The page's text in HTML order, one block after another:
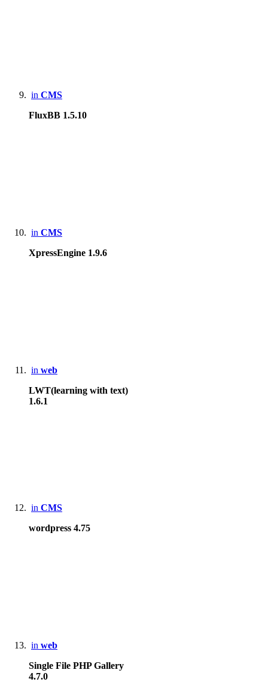
in CMS
FluxBB 1.5.10
in CMS
XpressEngine 1.9.6
in web
LWT(learning with text)
1.6.1
in CMS
wordpress 4.75
in web
Single File PHP Gallery
4.7.0